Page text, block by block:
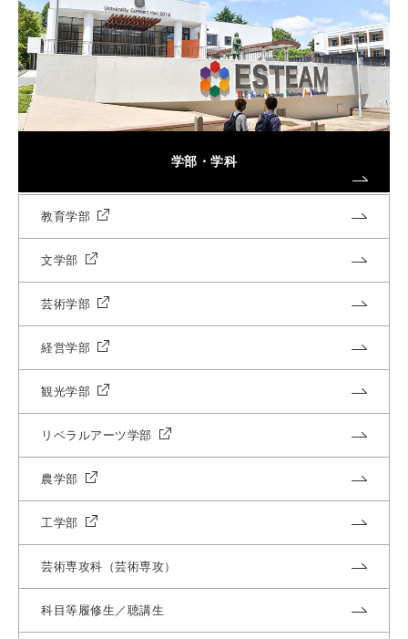
学部・学科
教育学部
文学部
芸術学部
経営学部
観光学部
リベラルアーツ学部
農学部
工学部
芸術専攻科（芸術専攻）
科目等履修生／聴講生